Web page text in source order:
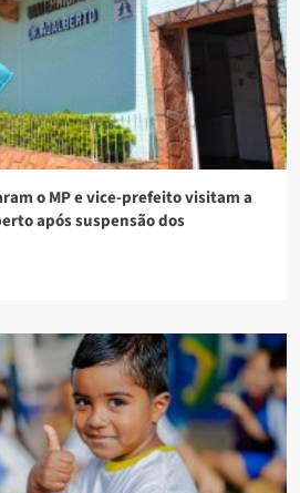
o MP e vice-prefeito visitam a
após suspensão dos